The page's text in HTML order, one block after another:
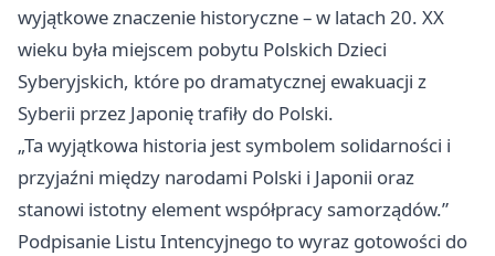
wyjątkowe znaczenie historyczne – w latach 20. XX
wieku była miejscem pobytu Polskich Dzieci
Syberyjskich, które po dramatycznej ewakuacji z
Syberii przez Japonię trafiły do Polski.
„Ta wyjątkowa historia jest symbolem solidarności i
przyjaźni między narodami Polski i Japonii oraz
stanowi istotny element współpracy samorządów.”
Podpisanie Listu Intencyjnego to wyraz gotowości do